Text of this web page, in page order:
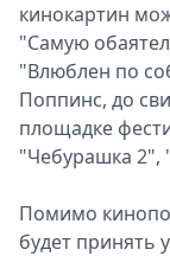
кинокартин
"Самую
"Влюблен по
Поппинс, до
площадке
"Чебурашка 2",
Помимо
будет принять